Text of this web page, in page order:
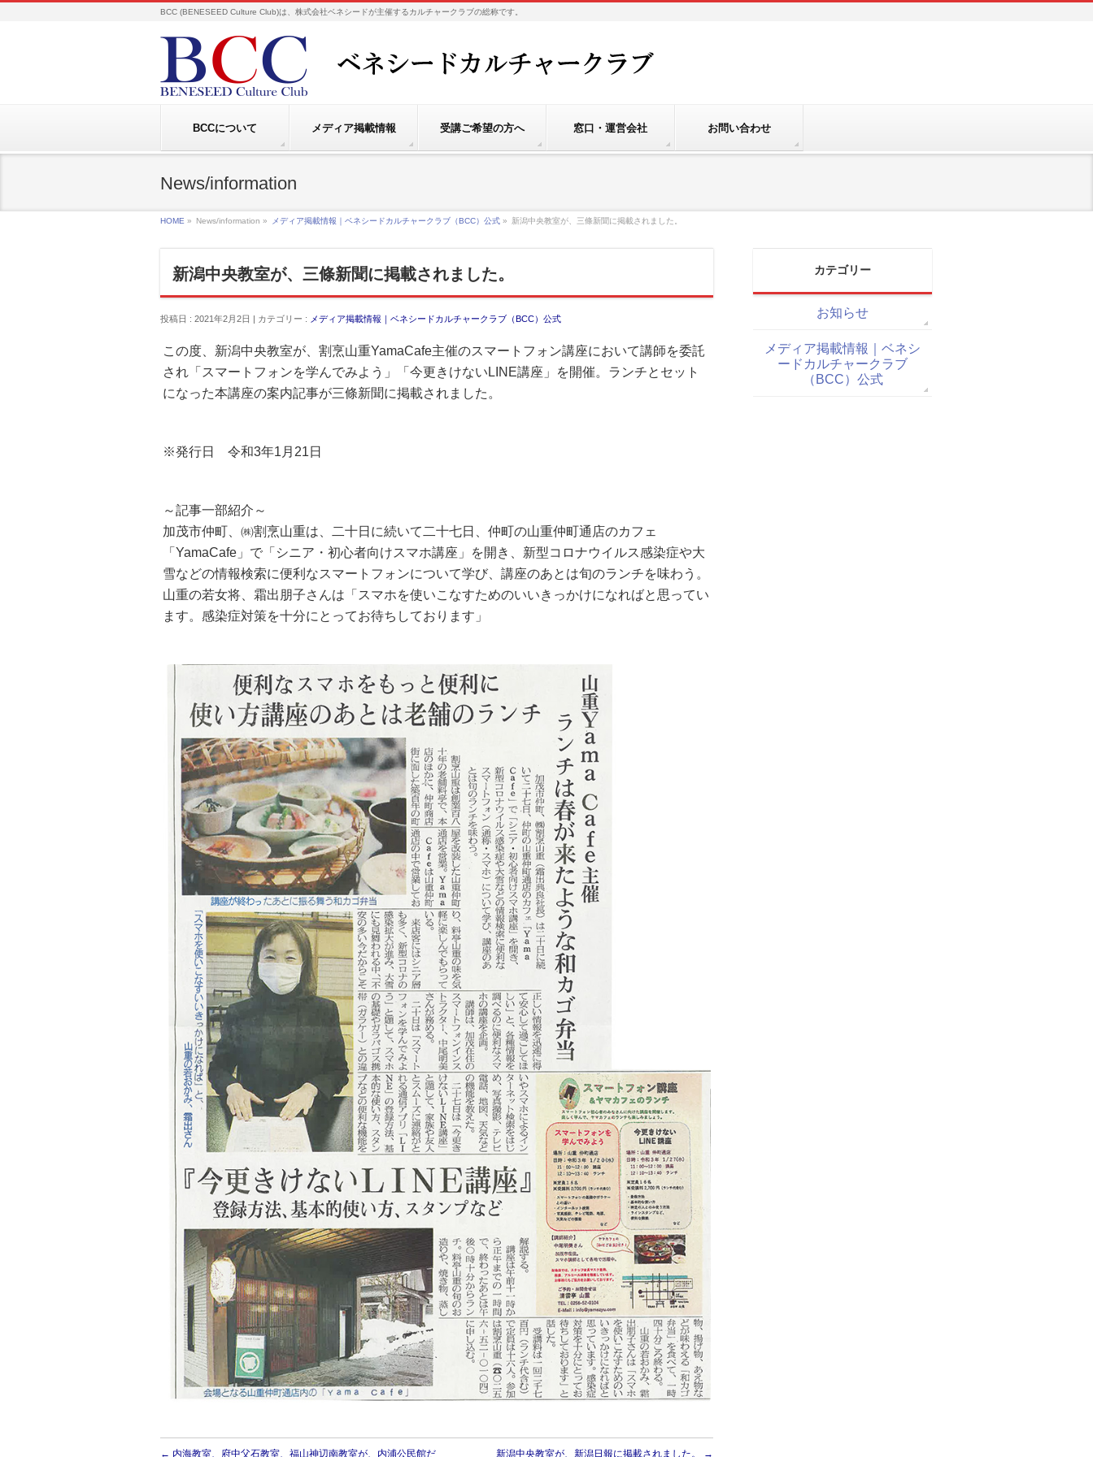
BCC (BENESEED Culture Club)は、株式会社ベネシードが主催するカルチャークラブの総称です。
BCCについて メディア掲載情報 受講ご希望の方へ 窓口・運営会社 お問い合わせ
News/information
HOME » News/information » メディア掲載情報｜ベネシードカルチャークラブ（BCC）公式 » 新潟中央教室が、三條新聞に掲載されました。
新潟中央教室が、三條新聞に掲載されました。
投稿日 : 2021年2月2日 | カテゴリー : メディア掲載情報｜ベネシードカルチャークラブ（BCC）公式
この度、新潟中央教室が、割烹山重YamaCafe主催のスマートフォン講座において講師を委託
され「スマートフォンを学んでみよう」「今更きけないLINE講座」を開催。ランチとセット
になった本講座の案内記事が三條新聞に掲載されました。
※発行日 令和3年1月21日
～記事一部紹介～
加茂市仲町、㈱割烹山重は、二十日に続いて二十七日、仲町の山重仲町通店のカフェ
「YamaCafe」で「シニア・初心者向けスマホ講座」を開き、新型コロナウイルス感染症や大
雪などの情報検索に便利なスマートフォンについて学び、講座のあとは旬のランチを味わう。
山重の若女将、霜出朋子さんは「スマホを使いこなすためのいいきっかけになればと思ってい
ます。感染症対策を十分にとってお待ちしております」
← 内海教室、府中父石教室、福山神辺南教室が、内浦公民館だ 新潟中央教室が、新潟日報に掲載されました。 →
カテゴリー
お知らせ
メディア掲載情報｜ベネシ
ードカルチャークラブ
（BCC）公式